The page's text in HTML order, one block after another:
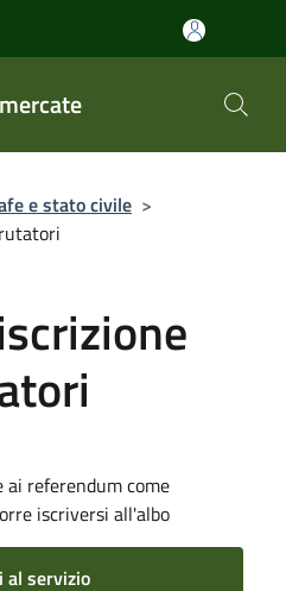
e stato civile >
ai referendum come
iscriversi all'albo
al servizio